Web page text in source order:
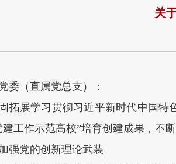
关
委（直属党总支）：
拓展学习贯彻习近平新时代中国
建工作示范高校”培育创建成果，不
强党的创新理论武装